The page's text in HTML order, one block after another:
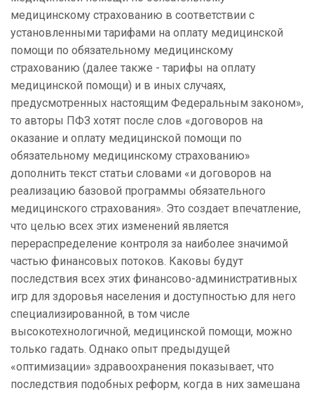
медицинскому страхованию в соответствии с
установленными тарифами на оплату медицинской
помощи по обязательному медицинскому
страхованию (далее также - тарифы на оплату
медицинской помощи) и в иных случаях,
предусмотренных настоящим Федеральным законом»,
то авторы ПФЗ хотят после слов «договоров на
оказание и оплату медицинской помощи по
обязательному медицинскому страхованию»
дополнить текст статьи словами «и договоров на
реализацию базовой программы обязательного
медицинского страхования». Это создает впечатление,
что целью всех этих изменений является
перераспределение контроля за наиболее значимой
частью финансовых потоков. Каковы будут
последствия всех этих финансово-административных
игр для здоровья населения и доступностью для него
специализированной, в том числе
высокотехнологичной, медицинской помощи, можно
только гадать. Однако опыт предыдущей
«оптимизации» здравоохранения показывает, что
последствия подобных реформ, когда в них замешана